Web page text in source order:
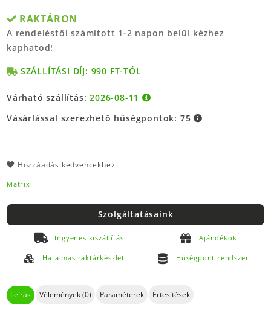
RAKTÁRON
A rendeléstől számított 1-2 napon belül kézhez
kaphatod!
SZÁLLÍTÁSI DÍJ: 990 FT-TÓL
Várható szállítás:2026-08-11
Vásárlással szerezhető hűségpontok: 75
Hozzáadás kedvencekhez
Matrix
Szolgáltatásaink
Ingyenes kiszállítás Ajándékok
Hatalmas raktárkészlet Hűségpont rendszer
Leírás Vélemények (0) Paraméterek Értesítések